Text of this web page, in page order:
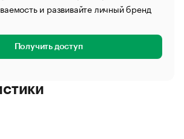
и развивайте личный бренд
Получить доступ